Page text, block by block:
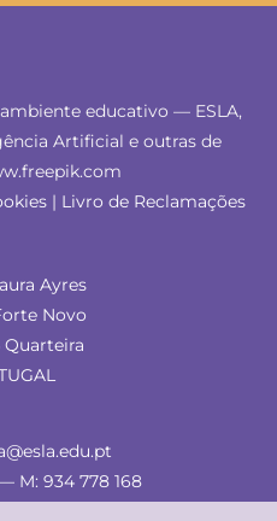
educativo — ESLA,
Artificial e outras de
| Livro de Reclamações
Ayres
Novo
Quarteira
M: 934 778 168